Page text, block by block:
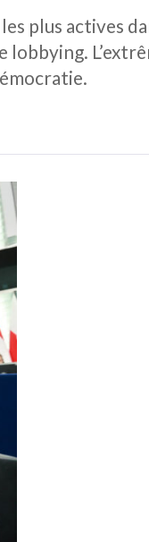
plus actives
lobbying.